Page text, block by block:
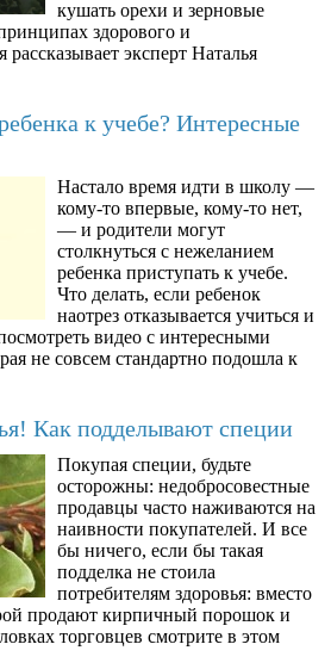
кушать орехи и зерновые
здорового и
рассказывает эксперт Наталья
к учебе? Интересные
Настало время идти в школу —
кому-то впервые, кому-то нет,
— и родители могут
столкнуться с нежеланием
ребенка приступать к учебе.
Что делать, если ребенок
наотрез отказывается учиться и
видео с интересными
не совсем стандартно подошла к
Как подделывают специи
Покупая специи, будьте
осторожны: недобросовестные
продавцы часто наживаются на
наивности покупателей. И все
бы ничего, если бы такая
подделка не стоила
потребителям здоровья: вместо
продают кирпичный порошок и
торговцев смотрите в этом